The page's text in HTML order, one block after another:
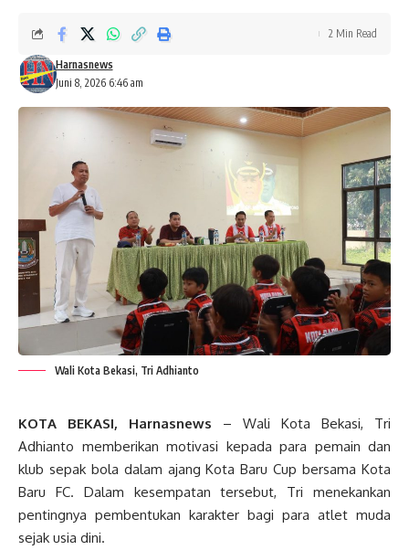
Juni 8, 2026 6:46 am
Harnasnews
2 Min Read
Wali Kota Bekasi, Tri Adhianto
KOTA BEKASI, Harnasnews – Wali Kota Bekasi, Tri
Adhianto memberikan motivasi kepada para pemain dan
klub sepak bola dalam ajang Kota Baru Cup bersama Kota
Baru FC. Dalam kesempatan tersebut, Tri menekankan
pentingnya pembentukan karakter bagi para atlet muda
sejak usia dini.